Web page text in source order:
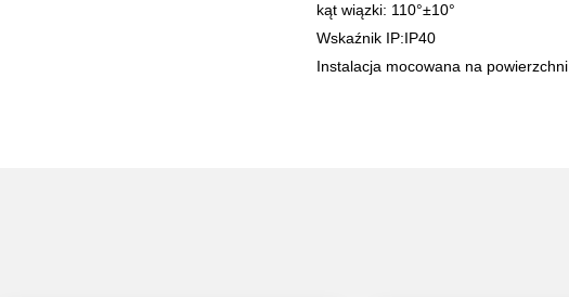
kąt wiązki: 110°±10°
Wskaźnik IP:IP40
Instalacja mocowana na powierzchni